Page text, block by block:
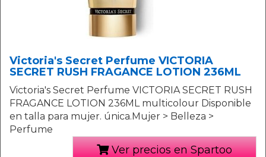
Victoria's Secret Perfume VICTORIA
SECRET RUSH FRAGANCE LOTION 236ML
Victoria's Secret Perfume VICTORIA SECRET RUSH
FRAGANCE LOTION 236ML multicolour Disponible
en talla para mujer. única.Mujer > Belleza >
Perfume
Ver precios en Spartoo